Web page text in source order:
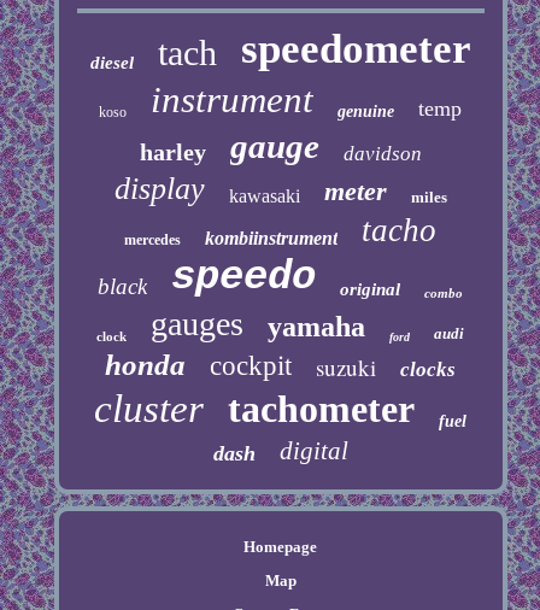
diesel tach speedometer
koso instrument genuine temp
harley gauge davidson
display kawasaki meter miles
mercedes kombiinstrument tacho
black speedo original combo
clock gauges yamaha ford audi
honda cockpit suzuki clocks
cluster tachometer fuel
dash digital
Homepage
Map